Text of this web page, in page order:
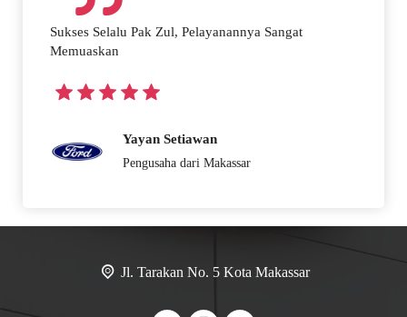
Sukses Selalu Pak Zul, Pelayanannya Sangat
Memuaskan
Yayan Setiawan
Pengusaha dari Makassar
Jl. Tarakan No. 5 Kota Makassar